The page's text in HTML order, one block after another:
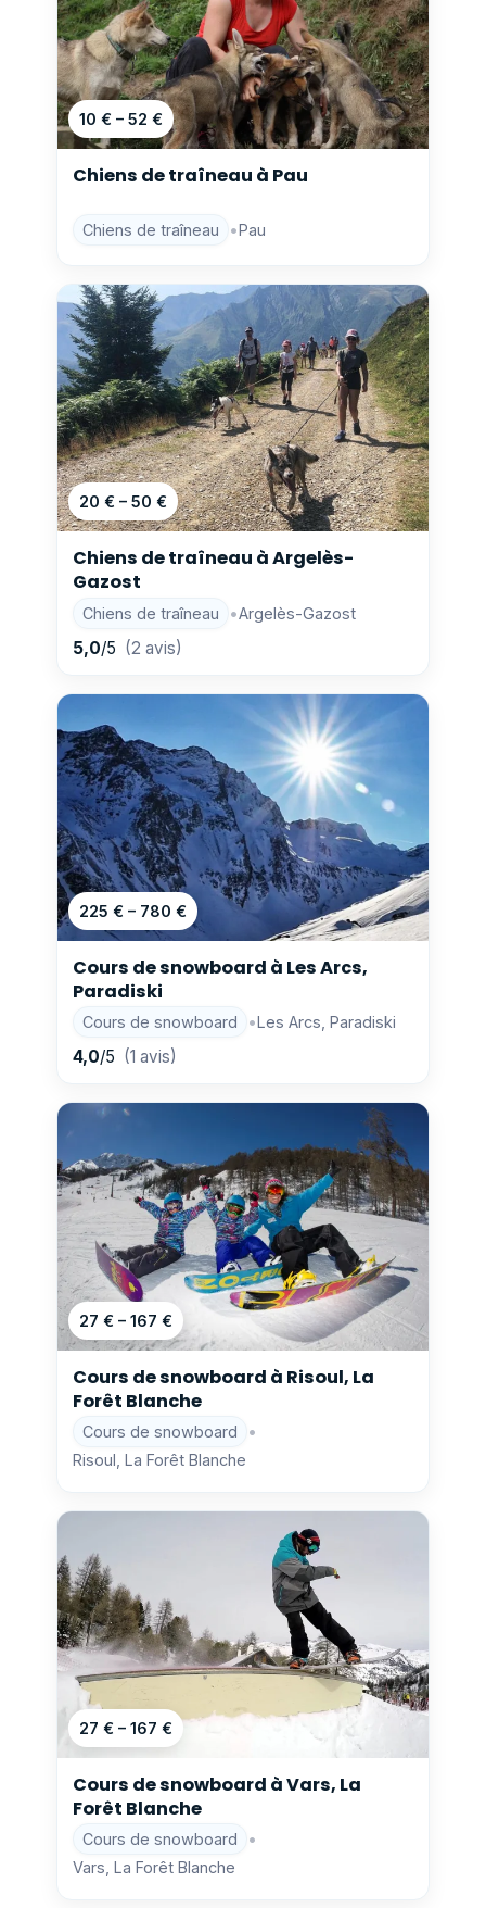
10 € – 52 €
Chiens de traîneau à Pau
Chiens de traîneau •Pau
20 € – 50 €
Chiens de traîneau à Argelès-
Gazost
Chiens de traîneau •Argelès-Gazost
5,0/5 (2 avis)
225 € – 780 €
Cours de snowboard à Les Arcs,
Paradiski
Cours de snowboard •Les Arcs, Paradiski
4,0/5 (1 avis)
27 € – 167 €
Cours de snowboard à Risoul, La
Forêt Blanche
Cours de snowboard
•
Risoul, La Forêt Blanche
27 € – 167 €
Cours de snowboard à Vars, La
Forêt Blanche
Cours de snowboard
•
Vars, La Forêt Blanche